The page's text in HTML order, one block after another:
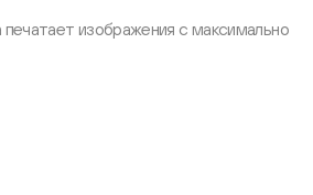
изображения с максимально